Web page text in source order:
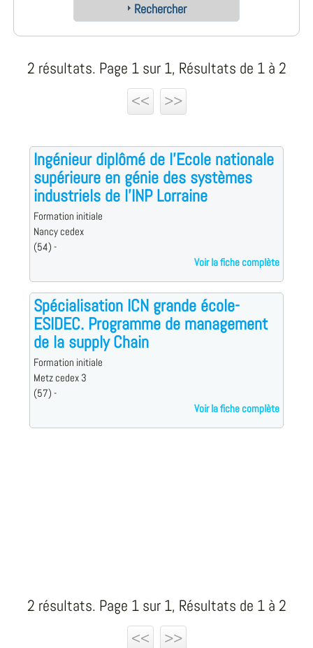
Rechercher
2 résultats. Page 1 sur 1, Résultats de 1 à 2
<<
>>
Ingénieur diplômé de l'Ecole nationale
supérieure en génie des systèmes
industriels de l'INP Lorraine
Formation initiale
Nancy cedex
(54) -
Voir la fiche complète
Spécialisation ICN grande école-
ESIDEC. Programme de management
de la supply Chain
Formation initiale
Metz cedex 3
(57) -
Voir la fiche complète
2 résultats. Page 1 sur 1, Résultats de 1 à 2
<<
>>